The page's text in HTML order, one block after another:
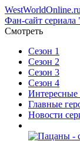
WestWorldOnline.ru
Фан-сайт
Смотреть
Сезон 1
Сезон 2
Сезон 3
Сезон 4
Главные
Новости